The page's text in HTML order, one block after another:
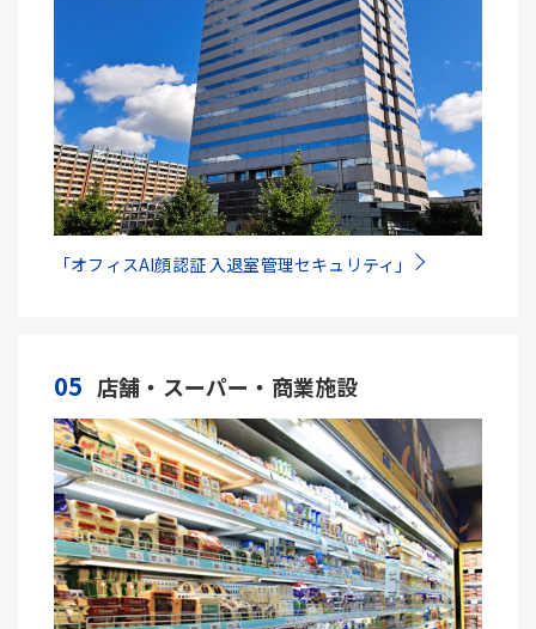
「オフィスAI顔認証 入退室管理セキュリティ」
05 店舗・スーパー・商業施設